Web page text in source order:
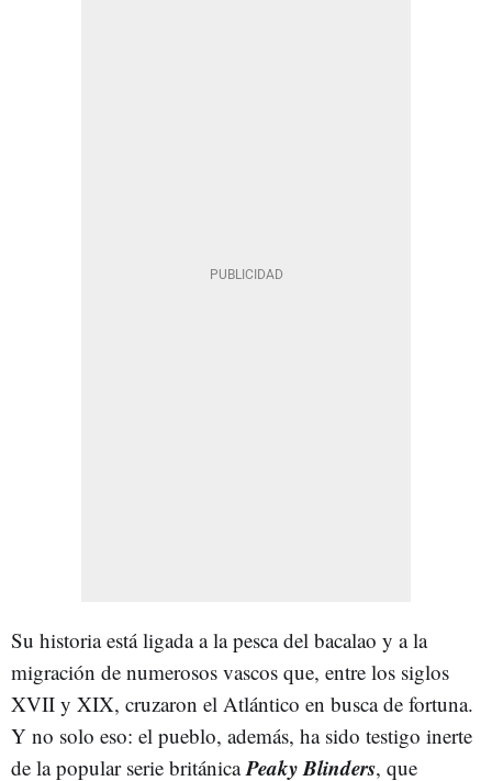
Su historia está ligada a la pesca del bacalao y a la
migración de numerosos vascos que, entre los siglos
XVII y XIX, cruzaron el Atlántico en busca de fortuna.
Y no solo eso: el pueblo, además, ha sido testigo inerte
de la popular serie británicaPeaky Blinders, que